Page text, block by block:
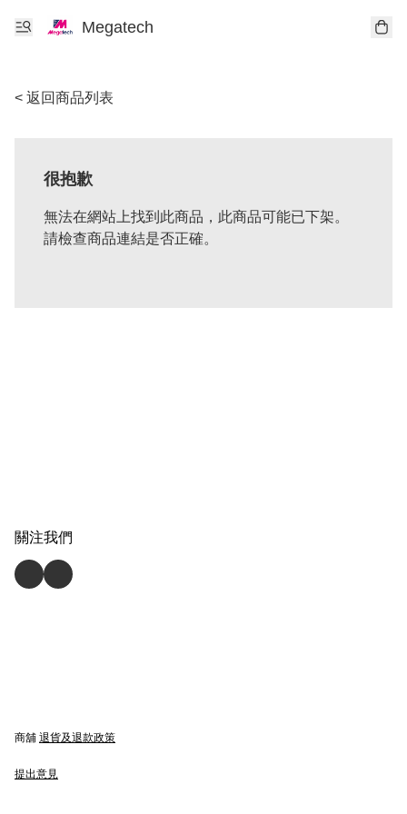
Megatech
< 返回商品列表
很抱歉
無法在網站上找到此商品，此商品可能已下架。
請檢查商品連結是否正確。
關注我們
商舖 退貨及退款政策
提出意見